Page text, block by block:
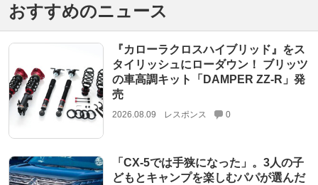
おすすめのニュース
『カローラクロスハイブリッド』をス
タイリッシュにローダウン！ ブリッツ
の車高調キット「DAMPER ZZ-R」発
売
2026.08.09 レスポンス 0
「CX-5では手狭になった」。3人の子
どもとキャンプを楽しむパパが選んだ